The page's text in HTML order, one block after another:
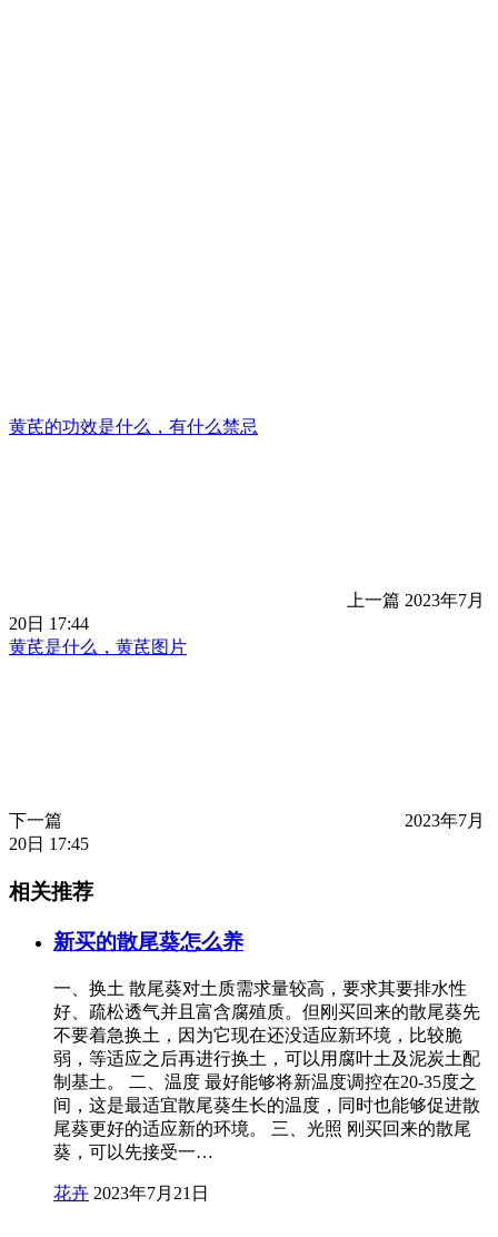
黄芪的功效是什么，有什么禁忌
上一篇 2023年7月
20日 17:44
黄芪是什么，黄芪图片
下一篇
2023年7月
20日 17:45
相关推荐
新买的散尾葵怎么养
一、换土 散尾葵对土质需求量较高，要求其要排水性
好、疏松透气并且富含腐殖质。但刚买回来的散尾葵先
不要着急换土，因为它现在还没适应新环境，比较脆
弱，等适应之后再进行换土，可以用腐叶土及泥炭土配
制基土。 二、温度 最好能够将新温度调控在20-35度之
间，这是最适宜散尾葵生长的温度，同时也能够促进散
尾葵更好的适应新的环境。 三、光照 刚买回来的散尾
葵，可以先接受一…
花卉 2023年7月21日